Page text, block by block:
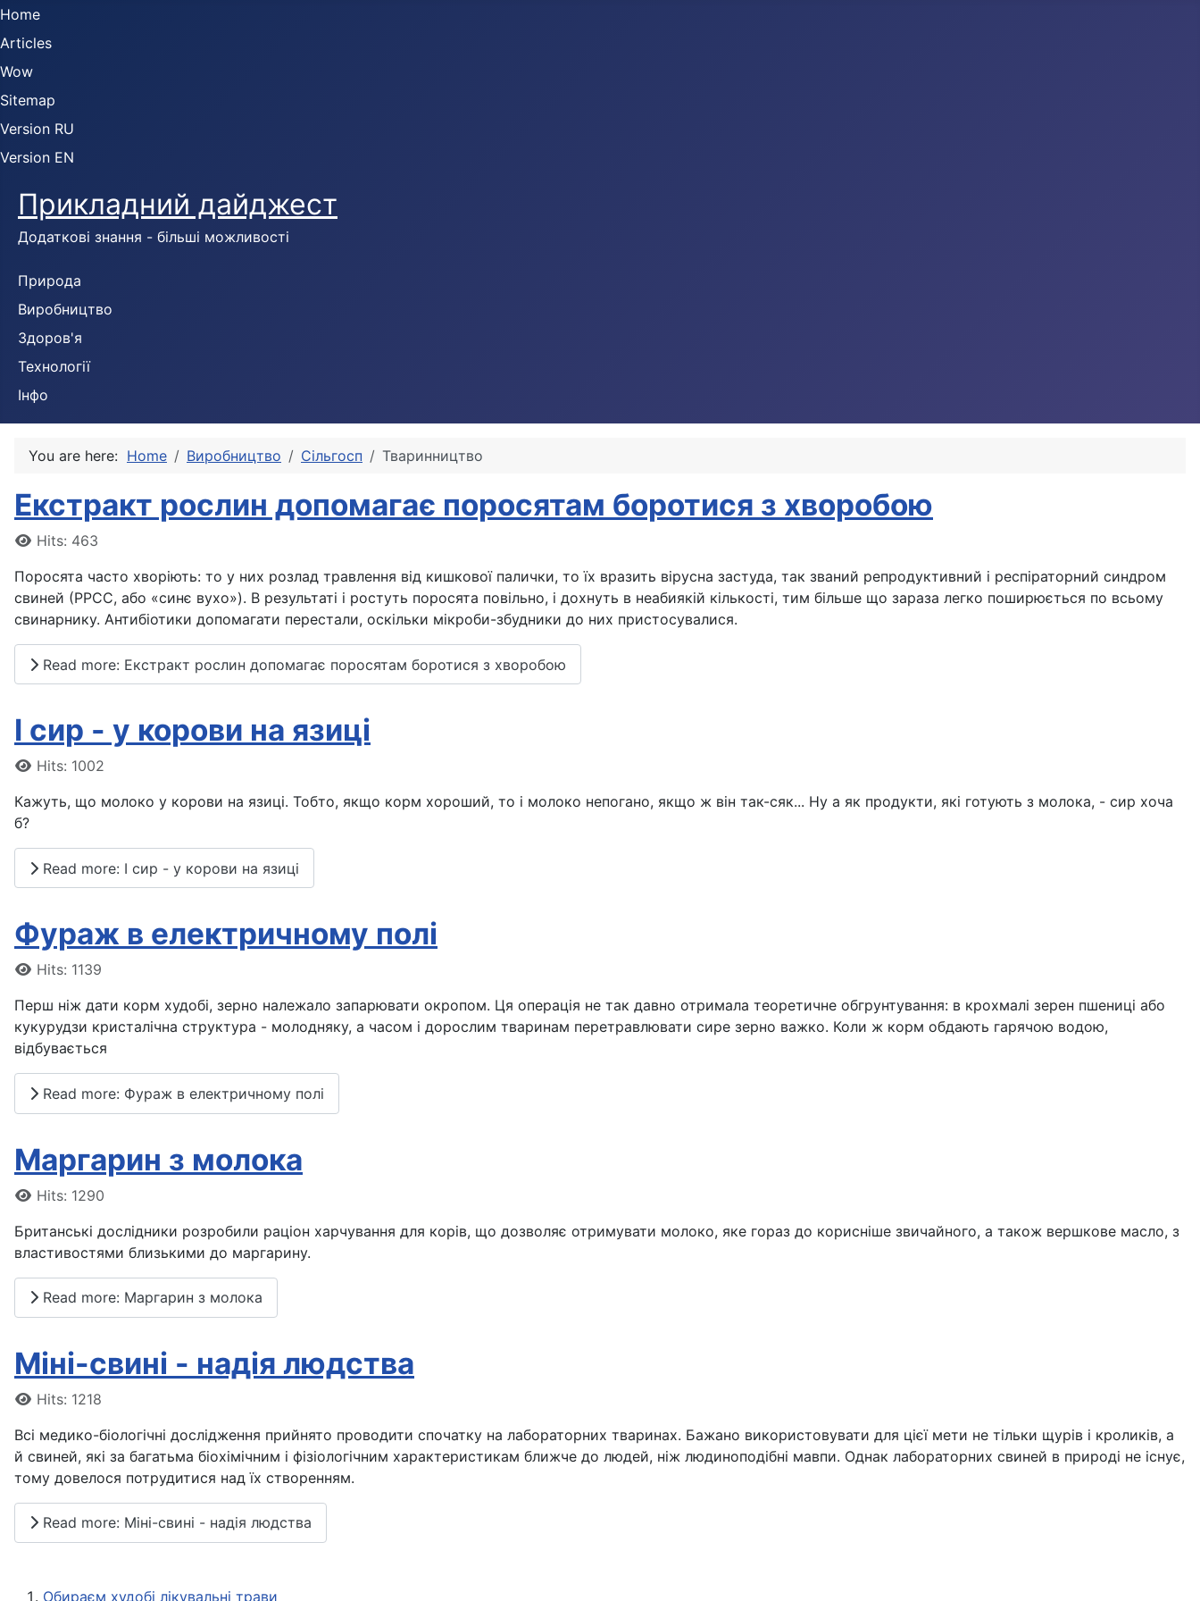
Home
Articles
Wow
Sitemap
Version RU
Version EN
Прикладний дайджест
Додаткові знання - більші можливості
Природа
Виробництво
Здоров'я
Технології
Інфо
You are here: Home Виробництво Сільгосп Тваринництво
Екстракт рослин допомагає поросятам боротися з хворобою
DetailsHits: 463
Поросята часто хворіють: то у них розлад травлення від кишкової палички, то їх вразить вірусна застуда, так званий репродуктивний і респіраторний синдром
свиней (РРСС, або «синє вухо»). В результаті і ростуть поросята повільно, і дохнуть в неабиякій кількості, тим більше що зараза легко поширюється по всьому
свинарнику. Антибіотики допомагати перестали, оскільки мікроби-збудники до них пристосувалися.
Read more: Екстракт рослин допомагає поросятам боротися з хворобою
І сир - у корови на язиці
DetailsHits: 1002
Кажуть, що молоко у корови на язиці. Тобто, якщо корм хороший, то і молоко непогано, якщо ж він так-сяк... Ну а як продукти, які готують з молока, - сир хоча
б?
Read more: І сир - у корови на язиці
Фураж в електричному полі
DetailsHits: 1139
Перш ніж дати корм худобі, зерно належало запарювати окропом. Ця операція не так давно отримала теоретичне обгрунтування: в крохмалі зерен пшениці або
кукурудзи кристалічна структура - молодняку, а часом і дорослим тваринам перетравлювати сире зерно важко. Коли ж корм обдають гарячою водою,
відбувається
Read more: Фураж в електричному полі
Маргарин з молока
DetailsHits: 1290
Британські дослідники розробили раціон харчування для корів, що дозволяє отримувати молоко, яке гораз до корисніше звичайного, а також вершкове масло, з
властивостями близькими до маргарину.
Read more: Маргарин з молока
Міні-свині - надія людства
DetailsHits: 1218
Всі медико-біологічні дослідження прийнято проводити спочатку на лабораторних тваринах. Бажано використовувати для цієї мети не тільки щурів і кроликів, а
й свиней, які за багатьма біохімічним і фізіологічним характеристикам ближче до людей, ніж людиноподібні мавпи. Однак лабораторних свиней в природі не існує,
тому довелося потрудитися над їх створенням.
Read more: Міні-свині - надія людства
Обираєм худобі лікувальні трави